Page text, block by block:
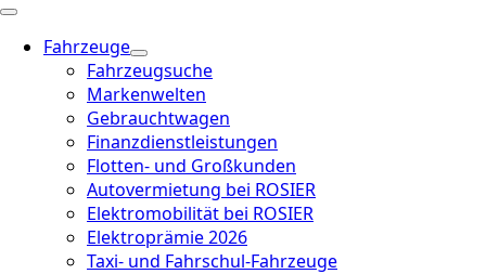
Fahrzeuge
Fahrzeugsuche
Markenwelten
Gebrauchtwagen
Finanzdienstleistungen
Flotten- und Großkunden
Autovermietung bei ROSIER
Elektromobilität bei ROSIER
Elektroprämie 2026
Taxi- und Fahrschul-Fahrzeuge